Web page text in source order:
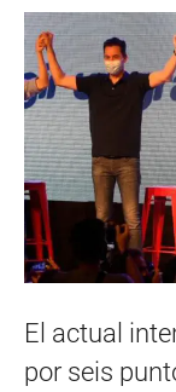
El actual
por seis